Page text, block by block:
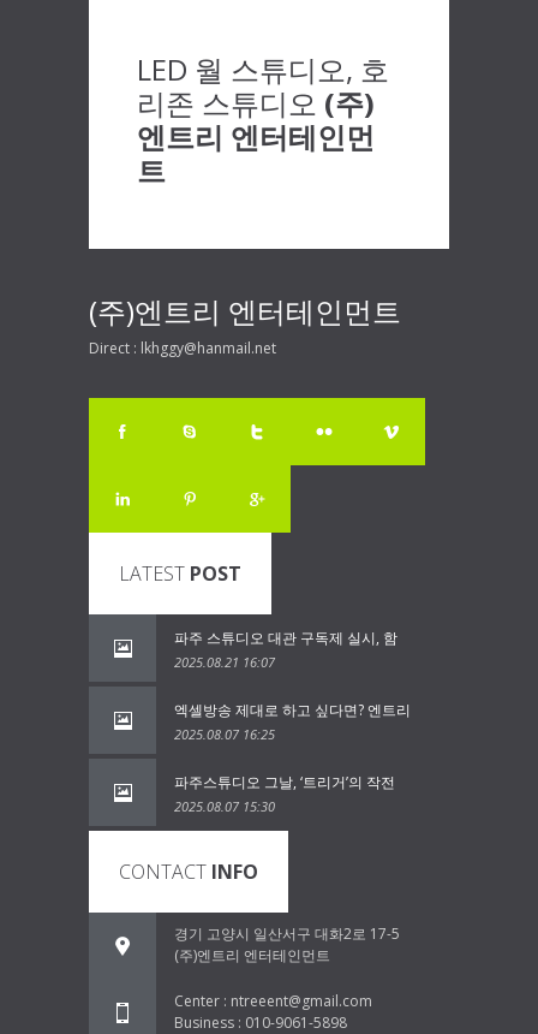
LED 월 스튜디오, 호
리존 스튜디오 (주)
엔트리 엔터테인먼
트
(주)엔트리 엔터테인먼트
Direct : lkhggy@hanmail.net
LATEST POST
파주 스튜디오 대관 구독제 실시, 함
2025.08.21 16:07
엑셀방송 제대로 하고 싶다면? 엔트리
2025.08.07 16:25
파주스튜디오 그날, ‘트리거’의 작전
2025.08.07 15:30
CONTACT INFO
경기 고양시 일산서구 대화2로 17-5
(주)엔트리 엔터테인먼트
Center : ntreeent@gmail.com
Business : 010-9061-5898